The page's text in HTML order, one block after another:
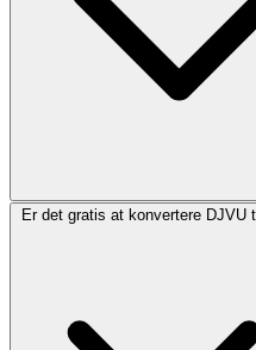
Er det gratis at konvertere DJVU